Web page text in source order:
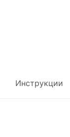
Инструкции